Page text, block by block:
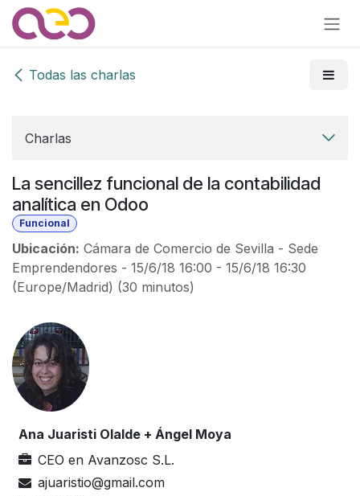
Ir al contenido
Todas las charlas
Charlas
La sencillez funcional de la contabilidad
analítica en Odoo
Funcional
Ubicación: Cámara de Comercio de Sevilla - Sede
Emprendendores - 15/6/18 16:00 - 15/6/18 16:30
(Europe/Madrid) (30 minutos)
Ana Juaristi Olalde + Ángel Moya
CEO en Avanzosc S.L.
ajuaristio@gmail.com